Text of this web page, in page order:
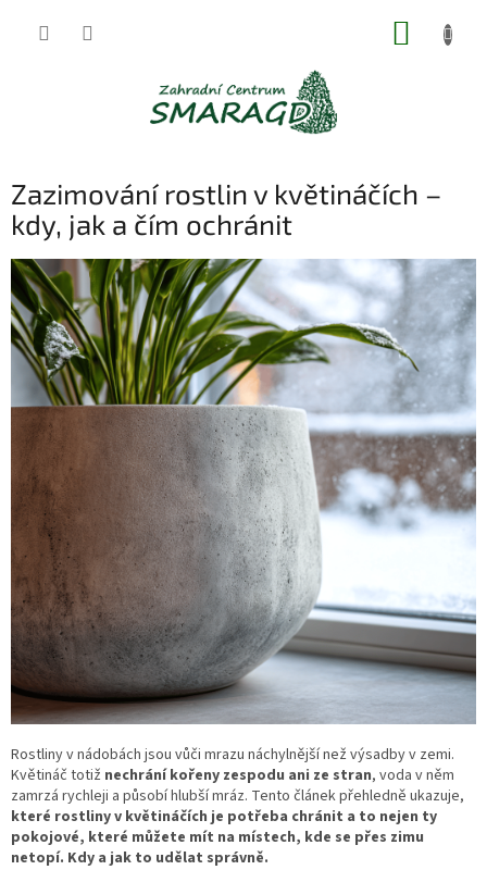
Zazimování rostlin v květináčích –
kdy, jak a čím ochránit
Rostliny v nádobách jsou vůči mrazu náchylnější než výsadby v zemi.
Květináč totiž nechrání kořeny zespodu ani ze stran, voda v něm
zamrzá rychleji a působí hlubší mráz. Tento článek přehledně ukazuje,
které rostliny v květináčích je potřeba chránit a to nejen ty
pokojové, které můžete mít na místech, kde se přes zimu
netopí. Kdy a jak to udělat správně.